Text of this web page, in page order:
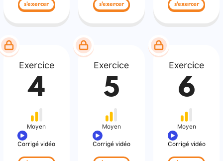
s'exercer s'exercer s'exercer
Exercice
4
Moyen
Corrigé vidéo
Exercice
5
Moyen
Corrigé vidéo
Exercice
6
Moyen
Corrigé vidéo